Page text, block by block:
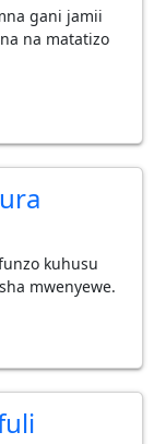
gani jamii
na matatizo
kuhusu
mwenyewe.